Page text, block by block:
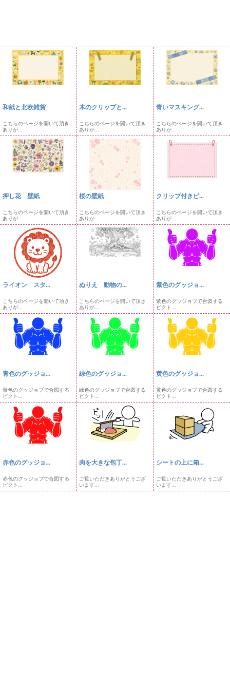
和紙と北欧雑貨
こちらのページを開いて頂き
ありが...
木のクリップと...
こちらのページを開いて頂き
ありが...
青いマスキング...
こちらのページを開いて頂き
ありが...
押し花 壁紙
こちらのページを開いて頂き
ありが...
桜の壁紙
こちらのページを開いて頂き
ありが...
クリップ付きピ...
こちらのページを開いて頂き
ありが...
ライオン スタ...
こちらのページを開いて頂き
ありが...
ぬりえ 動物の...
こちらのページを開いて頂き
ありが...
紫色のグッジョ...
紫色のグッジョブで合図する
ピクト...
青色のグッジョ...
青色のグッジョブで合図する
ピクト...
緑色のグッジョ...
緑色のグッジョブで合図する
ピクト...
黄色のグッジョ...
黄色のグッジョブで合図する
ピクト...
赤色のグッジョ...
赤色のグッジョブで合図する
ピクト...
肉を大きな包丁...
ご覧いただきありがとうござ
います...
シートの上に箱...
ご覧いただきありがとうござ
います...